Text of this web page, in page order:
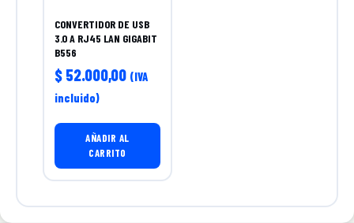
CONVERTIDOR DE USB
3.0 A RJ45 LAN GIGABIT
B556
$ 52.000,00 (IVA
incluido)
AÑADIR AL
CARRITO